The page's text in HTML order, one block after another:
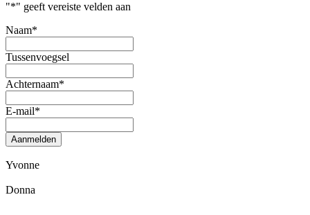
"*" geeft vereiste velden aan
Naam*
Tussenvoegsel
Achternaam*
E-mail*
Aanmelden
Yvonne
Donna